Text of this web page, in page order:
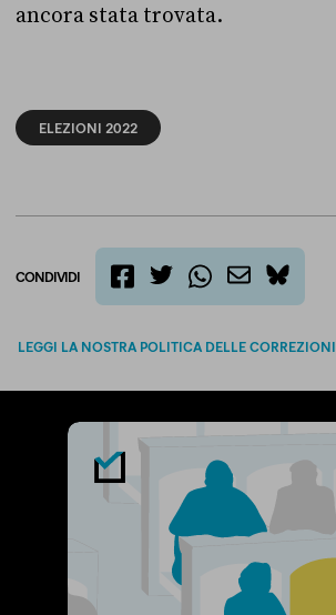
ancora stata trovata.
ELEZIONI 2022
CONDIVIDI
bluesky
LEGGI LA NOSTRA POLITICA DELLE CORREZIONI